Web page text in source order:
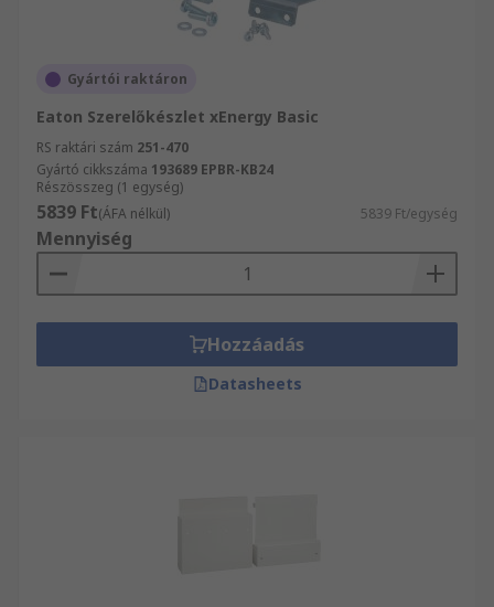
Gyártói raktáron
Eaton Szerelőkészlet xEnergy Basic
RS raktári szám 251-470
Gyártó cikkszáma 193689 EPBR-KB24
Részösszeg (1 egység)
5839 Ft(ÁFA nélkül) 5839 Ft/egység
Mennyiség
Hozzáadás
Datasheets